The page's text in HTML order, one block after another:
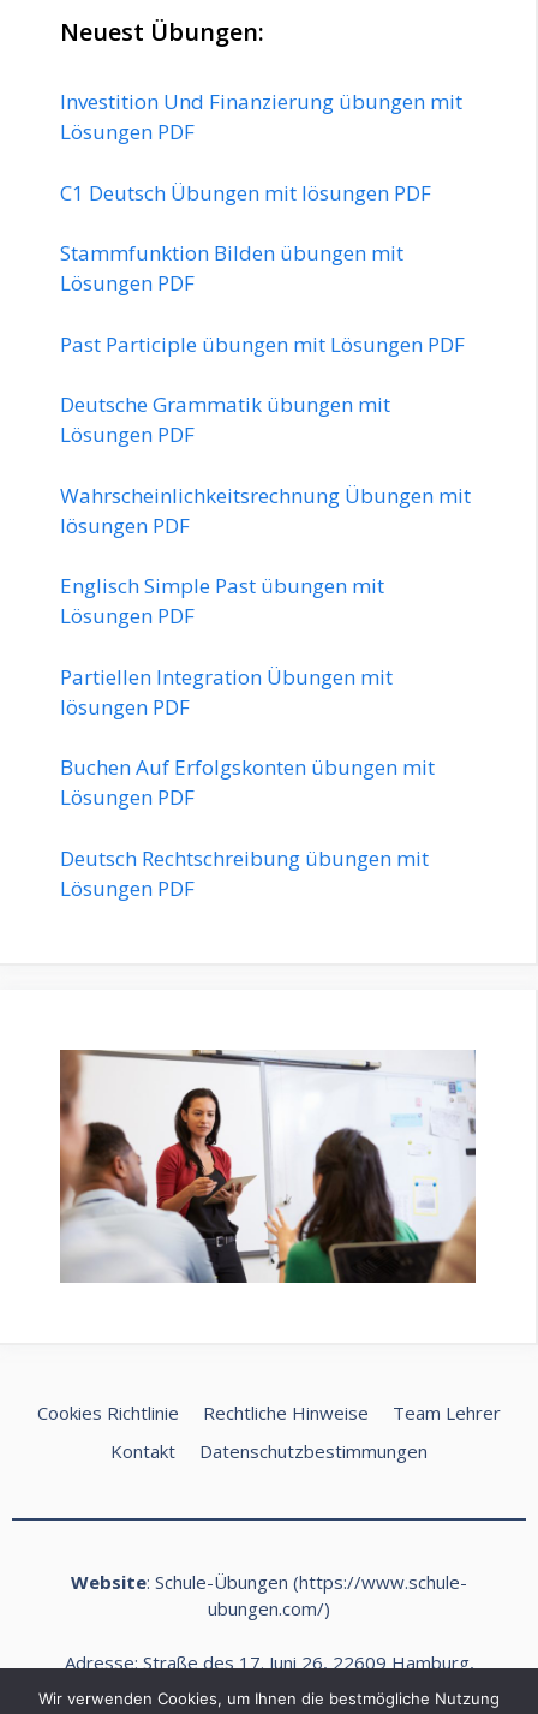
Neuest Übungen:
Investition Und Finanzierung übungen mit
Lösungen PDF
C1 Deutsch Übungen mit lösungen PDF
Stammfunktion Bilden übungen mit
Lösungen PDF
Past Participle übungen mit Lösungen PDF
Deutsche Grammatik übungen mit
Lösungen PDF
Wahrscheinlichkeitsrechnung Übungen mit
lösungen PDF
Englisch Simple Past übungen mit
Lösungen PDF
Partiellen Integration Übungen mit
lösungen PDF
Buchen Auf Erfolgskonten übungen mit
Lösungen PDF
Deutsch Rechtschreibung übungen mit
Lösungen PDF
Cookies Richtlinie Rechtliche Hinweise
Team Lehrer
Kontakt
Datenschutzbestimmungen
Website: Schule-Übungen (https://www.schule-
ubungen.com/)
Adresse: Straße des 17. Juni 26, 22609 Hamburg,
Deutschland
Wir verwenden Cookies, um Ihnen die bestmögliche Nutzung